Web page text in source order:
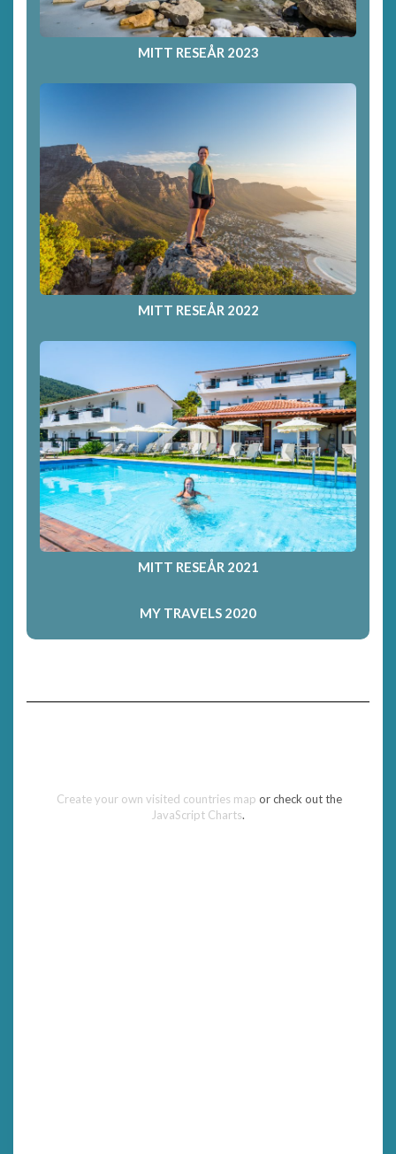
MITT RESEÅR 2023
MITT RESEÅR 2022
MITT RESEÅR 2021
MY TRAVELS 2020
Create your own visited countries map or check out the
JavaScript Charts.